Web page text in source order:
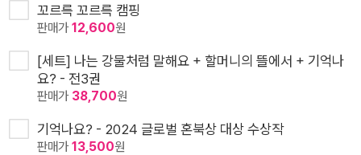
꼬르륵 꼬르륵 캠핑
판매가12,600원
[세트] 나는 강물처럼 말해요 + 할머니의 뜰에서 + 기억나
요? - 전3권
판매가 38,700원
기억나요? - 2024 글로벌 혼북상 대상 수상작
판매가13,500원